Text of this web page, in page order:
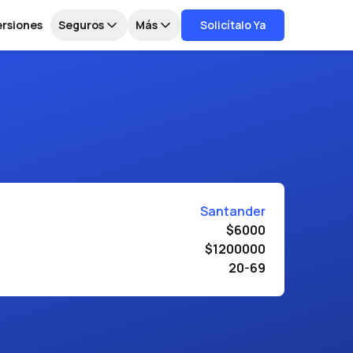
Seguros Más Solicítalo Ya
Santander
$6000
$1200000
20-69